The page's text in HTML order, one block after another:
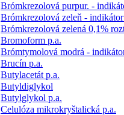
Brómkrezolová purpur. -
Brómkrezolová zeleň -
Brómkrezolová zelená 0,1%
Bromoform p.a.
Brómtymolová modrá -
Brucín p.a.
Butylacetát p.a.
Butyldiglykol
Butylglykol p.a.
Celulóza mikrokryštalická p.a.